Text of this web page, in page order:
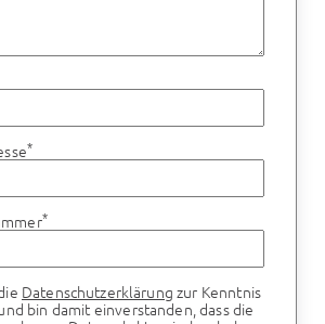
*
*
Datenschutzerklärung zur Kenntnis
bin damit einverstanden, dass die